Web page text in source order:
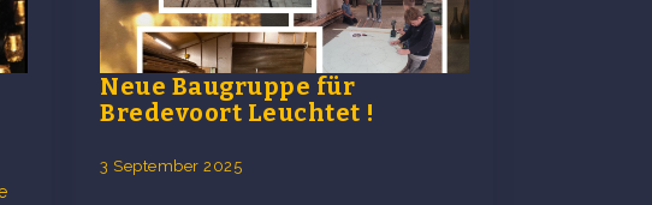
Neue Baugruppe für
Bredevoort Leuchtet !
3 September 2025